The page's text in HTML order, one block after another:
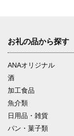
お礼の品から探す
ANAオリジナル
酒
加工食品
魚介類
日用品・雑貨
パン・菓子類